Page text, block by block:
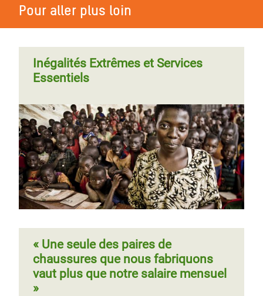
Pour aller plus loin
Inégalités Extrêmes et Services
Essentiels
« Une seule des paires de
chaussures que nous fabriquons
vaut plus que notre salaire mensuel
»